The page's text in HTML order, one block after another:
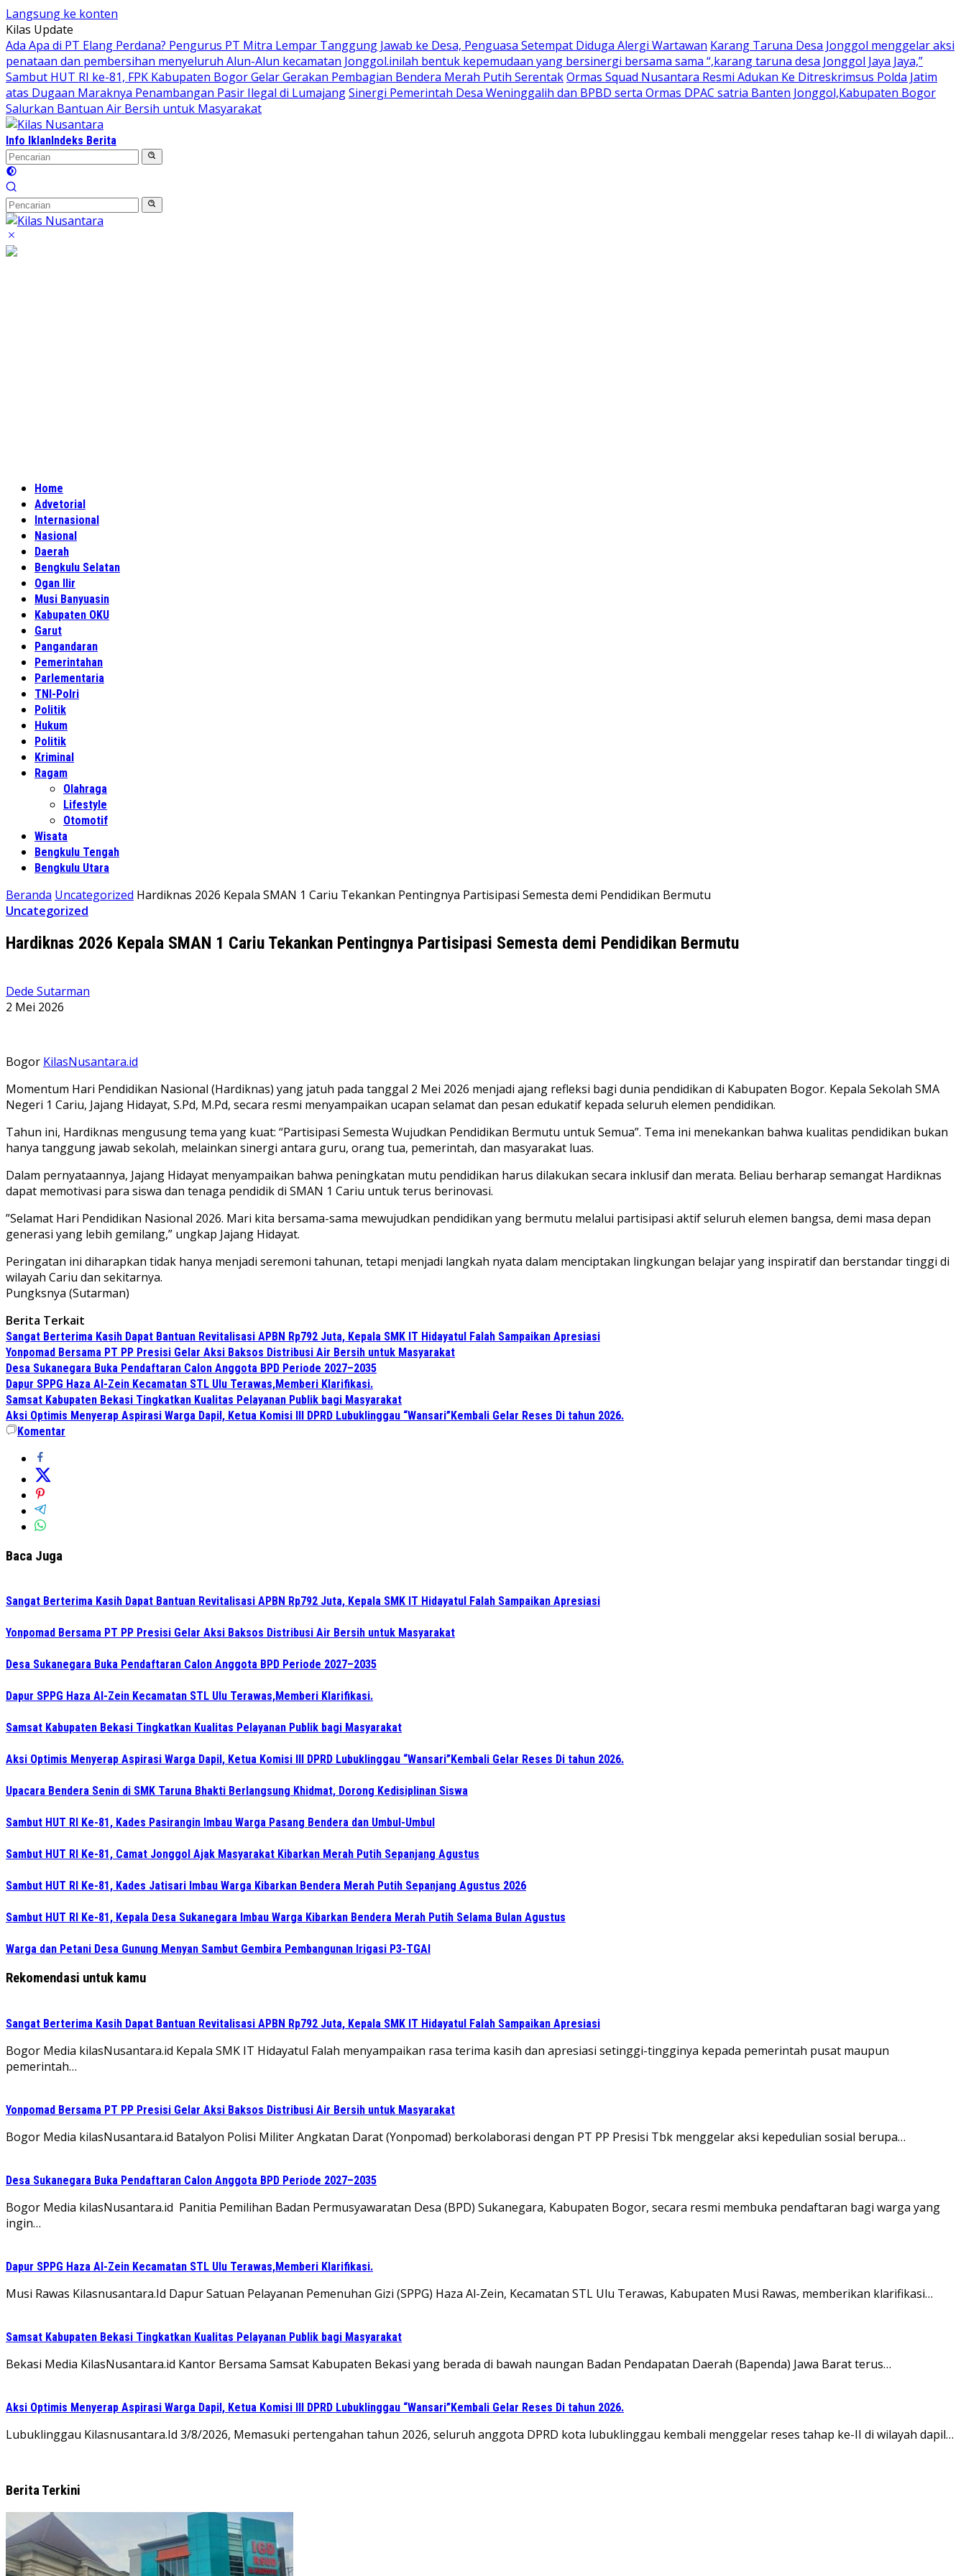
Langsung ke konten
Kilas Update
Ada Apa di PT Elang Perdana? Pengurus PT Mitra Lempar Tanggung Jawab ke Desa, Penguasa Setempat Diduga Alergi Wartawan Karang Taruna Desa Jonggol menggelar aksi
penataan dan pembersihan menyeluruh Alun-Alun kecamatan Jonggol.inilah bentuk kepemudaan yang bersinergi bersama sama “,karang taruna desa Jonggol Jaya Jaya,”
Sambut HUT RI ke-81, FPK Kabupaten Bogor Gelar Gerakan Pembagian Bendera Merah Putih SerentakOrmas Squad Nusantara Resmi Adukan Ke Ditreskrimsus Polda Jatim
atas Dugaan Maraknya Penambangan Pasir Ilegal di LumajangSinergi Pemerintah Desa Weninggalih dan BPBD serta Ormas DPAC satria Banten Jonggol,Kabupaten Bogor
Salurkan Bantuan Air Bersih untuk Masyarakat
Info IklanIndeks Berita
Home
Advetorial
Internasional
Nasional
Daerah
Bengkulu Selatan
Ogan Ilir
Musi Banyuasin
Kabupaten OKU
Garut
Pangandaran
Pemerintahan
Parlementaria
TNI-Polri
Politik
Hukum
Politik
Kriminal
Ragam
Olahraga
Lifestyle
Otomotif
Wisata
Bengkulu Tengah
Bengkulu Utara
Beranda Uncategorized Hardiknas 2026 Kepala SMAN 1 Cariu Tekankan Pentingnya Partisipasi Semesta demi Pendidikan Bermutu
Uncategorized
Hardiknas 2026 Kepala SMAN 1 Cariu Tekankan Pentingnya Partisipasi Semesta demi Pendidikan Bermutu
Dede Sutarman
2 Mei 2026
Bogor KilasNusantara.id
Momentum Hari Pendidikan Nasional (Hardiknas) yang jatuh pada tanggal 2 Mei 2026 menjadi ajang refleksi bagi dunia pendidikan di Kabupaten Bogor. Kepala Sekolah SMA
Negeri 1 Cariu, Jajang Hidayat, S.Pd, M.Pd, secara resmi menyampaikan ucapan selamat dan pesan edukatif kepada seluruh elemen pendidikan.
​Tahun ini, Hardiknas mengusung tema yang kuat: “Partisipasi Semesta Wujudkan Pendidikan Bermutu untuk Semua”. Tema ini menekankan bahwa kualitas pendidikan bukan
hanya tanggung jawab sekolah, melainkan sinergi antara guru, orang tua, pemerintah, dan masyarakat luas.
​Dalam pernyataannya, Jajang Hidayat menyampaikan bahwa peningkatan mutu pendidikan harus dilakukan secara inklusif dan merata. Beliau berharap semangat Hardiknas
dapat memotivasi para siswa dan tenaga pendidik di SMAN 1 Cariu untuk terus berinovasi.
​”Selamat Hari Pendidikan Nasional 2026. Mari kita bersama-sama mewujudkan pendidikan yang bermutu melalui partisipasi aktif seluruh elemen bangsa, demi masa depan
generasi yang lebih gemilang,” ungkap Jajang Hidayat.
​Peringatan ini diharapkan tidak hanya menjadi seremoni tahunan, tetapi menjadi langkah nyata dalam menciptakan lingkungan belajar yang inspiratif dan berstandar tinggi di
wilayah Cariu dan sekitarnya.
Pungksnya (Sutarman)
Berita Terkait
Sangat Berterima Kasih Dapat Bantuan Revitalisasi APBN Rp792 Juta, Kepala SMK IT Hidayatul Falah Sampaikan Apresiasi
Yonpomad Bersama PT PP Presisi Gelar Aksi Baksos Distribusi Air Bersih untuk Masyarakat
Desa Sukanegara Buka Pendaftaran Calon Anggota BPD Periode 2027–2035
Dapur SPPG Haza Al-Zein Kecamatan STL Ulu Terawas,Memberi Klarifikasi.
Samsat Kabupaten Bekasi Tingkatkan Kualitas Pelayanan Publik bagi Masyarakat
Aksi Optimis Menyerap Aspirasi Warga Dapil, Ketua Komisi III DPRD Lubuklinggau “Wansari”Kembali Gelar Reses Di tahun 2026.
Komentar
Baca Juga
Sangat Berterima Kasih Dapat Bantuan Revitalisasi APBN Rp792 Juta, Kepala SMK IT Hidayatul Falah Sampaikan Apresiasi
Yonpomad Bersama PT PP Presisi Gelar Aksi Baksos Distribusi Air Bersih untuk Masyarakat
Desa Sukanegara Buka Pendaftaran Calon Anggota BPD Periode 2027–2035
Dapur SPPG Haza Al-Zein Kecamatan STL Ulu Terawas,Memberi Klarifikasi.
Samsat Kabupaten Bekasi Tingkatkan Kualitas Pelayanan Publik bagi Masyarakat
Aksi Optimis Menyerap Aspirasi Warga Dapil, Ketua Komisi III DPRD Lubuklinggau “Wansari”Kembali Gelar Reses Di tahun 2026.
Upacara Bendera Senin di SMK Taruna Bhakti Berlangsung Khidmat, Dorong Kedisiplinan Siswa
Sambut HUT RI Ke-81, Kades Pasirangin Imbau Warga Pasang Bendera dan Umbul-Umbul
Sambut HUT RI Ke-81, Camat Jonggol Ajak Masyarakat Kibarkan Merah Putih Sepanjang Agustus
Sambut HUT RI Ke-81, Kades Jatisari Imbau Warga Kibarkan Bendera Merah Putih Sepanjang Agustus 2026
Sambut HUT RI Ke-81, Kepala Desa Sukanegara Imbau Warga Kibarkan Bendera Merah Putih Selama Bulan Agustus
Warga dan Petani Desa Gunung Menyan Sambut Gembira Pembangunan Irigasi P3-TGAI
Rekomendasi untuk kamu
Sangat Berterima Kasih Dapat Bantuan Revitalisasi APBN Rp792 Juta, Kepala SMK IT Hidayatul Falah Sampaikan Apresiasi
Bogor Media kilasNusantara.id Kepala SMK IT Hidayatul Falah menyampaikan rasa terima kasih dan apresiasi setinggi-tingginya kepada pemerintah pusat maupun
pemerintah…
Yonpomad Bersama PT PP Presisi Gelar Aksi Baksos Distribusi Air Bersih untuk Masyarakat
Bogor Media kilasNusantara.id Batalyon Polisi Militer Angkatan Darat (Yonpomad) berkolaborasi dengan PT PP Presisi Tbk menggelar aksi kepedulian sosial berupa…
Desa Sukanegara Buka Pendaftaran Calon Anggota BPD Periode 2027–2035
Bogor Media kilasNusantara.id Panitia Pemilihan Badan Permusyawaratan Desa (BPD) Sukanegara, Kabupaten Bogor, secara resmi membuka pendaftaran bagi warga yang
ingin…
Dapur SPPG Haza Al-Zein Kecamatan STL Ulu Terawas,Memberi Klarifikasi.
Musi Rawas Kilasnusantara.Id Dapur Satuan Pelayanan Pemenuhan Gizi (SPPG) Haza Al-Zein, Kecamatan STL Ulu Terawas, Kabupaten Musi Rawas, memberikan klarifikasi…
Samsat Kabupaten Bekasi Tingkatkan Kualitas Pelayanan Publik bagi Masyarakat
Bekasi Media KilasNusantara.id Kantor Bersama Samsat Kabupaten Bekasi yang berada di bawah naungan Badan Pendapatan Daerah (Bapenda) Jawa Barat terus…
Aksi Optimis Menyerap Aspirasi Warga Dapil, Ketua Komisi III DPRD Lubuklinggau “Wansari”Kembali Gelar Reses Di tahun 2026.
Lubuklinggau Kilasnusantara.Id 3/8/2026, Memasuki pertengahan tahun 2026, seluruh anggota DPRD kota lubuklinggau kembali menggelar reses tahap ke-II di wilayah dapil…
Berita Terkini